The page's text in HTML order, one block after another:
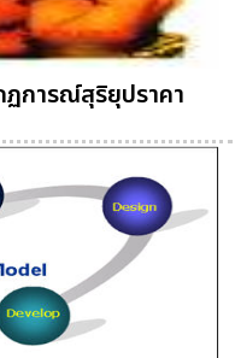
การณ์สุริยุปราคา